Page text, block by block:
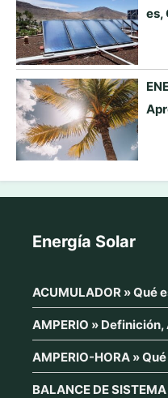
es,
Energía Solar
ACUMULADOR » Qué
AMPERIO »
AMPERIO-HORA »
BALANCE DE